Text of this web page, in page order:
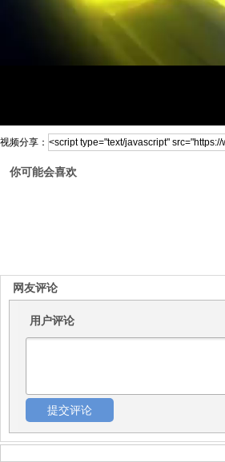
视频分享：
你可能会喜欢
网友评论
用户评论